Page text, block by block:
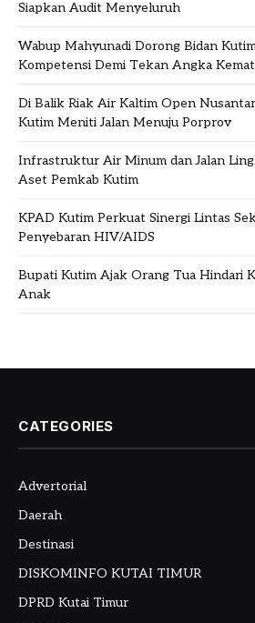
Siapkan Audit Menyeluruh
Wabup Mahyunadi Dorong Bidan
Kompetensi Demi Tekan Angka
Di Balik Riak Air Kaltim Open
Kutim Meniti Jalan Menuju Porprov
Infrastruktur Air Minum dan Jalan
Aset Pemkab Kutim
KPAD Kutim Perkuat Sinergi Lintas
Penyebaran HIV/AIDS
Bupati Kutim Ajak Orang Tua Hindari
Anak
CATEGORIES
Advertorial
Daerah
Destinasi
DISKOMINFO KUTAI TIMUR
DPRD Kutai Timur